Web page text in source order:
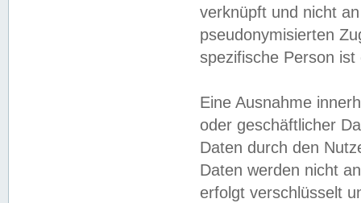
verknüpft und nicht
pseudonymisierten
spezifische Person
Eine Ausnahme
oder geschäftlicher
Daten durch den
Daten werden nicht
erfolgt verschlüsselt